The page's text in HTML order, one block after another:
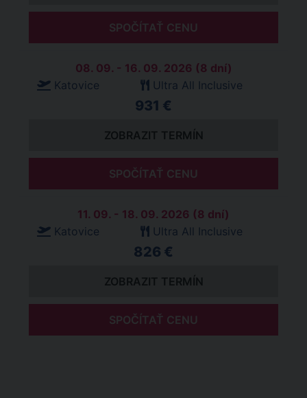
SPOČÍTAŤ CENU
08. 09. - 16. 09. 2026 (8 dní)
Katovice
Ultra All Inclusive
931 €
ZOBRAZIT TERMÍN
SPOČÍTAŤ CENU
11. 09. - 18. 09. 2026 (8 dní)
Katovice
Ultra All Inclusive
826 €
ZOBRAZIT TERMÍN
SPOČÍTAŤ CENU